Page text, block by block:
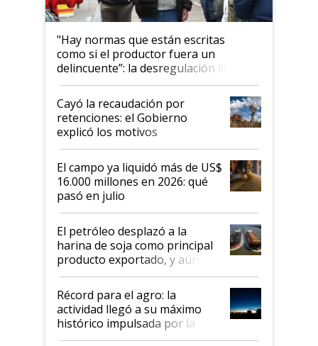
"Hay normas que están escritas
como si el productor fuera un
delincuente”: la desregulación llegó
al Congreso Aapresid y hasta se
habló del financiamiento al IPCVA
Cayó la recaudación por
retenciones: el Gobierno
explicó los motivos
El campo ya liquidó más de US$
16.000 millones en 2026: qué
pasó en julio
El petróleo desplazó a la
harina de soja como principal
producto exportado, y aún así
el agro aportó casi seis de cada
diez dólares y sostuvo el
liderazgo en un semestre
récord
Récord para el agro: la
actividad llegó a su máximo
histórico impulsada por la
cosecha y las exportaciones